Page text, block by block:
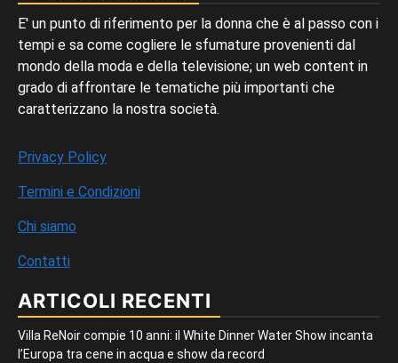
E' un punto di riferimento per la donna che è al passo con i
tempi e sa come cogliere le sfumature provenienti dal
mondo della moda e della televisione; un web content in
grado di affrontare le tematiche più importanti che
caratterizzano la nostra società.
Privacy Policy
Termini e Condizioni
Chi siamo
Contatti
ARTICOLI RECENTI
Villa ReNoir compie 10 anni: il White Dinner Water Show incanta
l’Europa tra cene in acqua e show da record